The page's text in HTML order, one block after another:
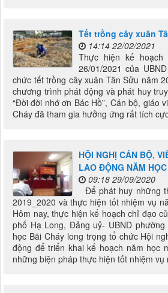
Tết trồng cây xuân
14:14 22/02/2021
Thực hiện kế hoạch
26/01/2021 của
chức tết trồng cây xuân Tân Sửu năm
chương trình phát động và phát huy
“Đời đời nhớ ơn Bác Hồ”, Cán bộ, giáo
Cháy đã tham gia hưởng ứng rất tích
HỘI NGHỊ CÁN BỘ,
LAO ĐỘNG NĂM
09:18 29/09/2020
Để phát huy những
2019_2020 và thực hiện tốt nhiệm vụ
Hôm nay, thực hiện kế hoạch chỉ đạo
phố Hạ Long, Đảng uỷ- UBND phường
học Bãi Cháy long trọng tổ chức Hội
động để triển khai kế hoạch năm học
những biện pháp thực hiện tốt nhiệm vụ